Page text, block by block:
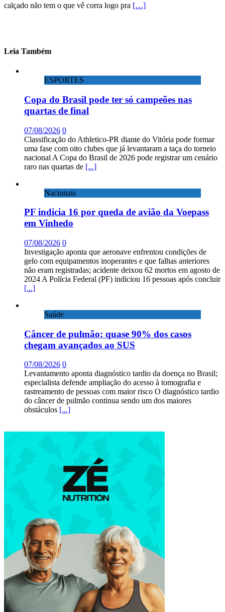
calçado não tem o que vê corra logo pra […]
Leia Também
ESPORTES
Copa do Brasil pode ter só campeões nas
quartas de final
07/08/2026 0
Classificação do Athletico-PR diante do Vitória pode formar
uma fase com oito clubes que já levantaram a taça do torneio
nacional A Copa do Brasil de 2026 pode registrar um cenário
raro nas quartas de [...]
Nacionais
PF indicia 16 por queda de avião da Voepass
em Vinhedo
07/08/2026 0
Investigação aponta que aeronave enfrentou condições de
gelo com equipamentos inoperantes e que falhas anteriores
não eram registradas; acidente deixou 62 mortos em agosto de
2024 A Polícia Federal (PF) indiciou 16 pessoas após concluir
[...]
Saúde
Câncer de pulmão: quase 90% dos casos
chegam avançados ao SUS
07/08/2026 0
Levantamento aponta diagnóstico tardio da doença no Brasil;
especialista defende ampliação do acesso à tomografia e
rastreamento de pessoas com maior risco O diagnóstico tardio
do câncer de pulmão continua sendo um dos maiores
obstáculos [...]